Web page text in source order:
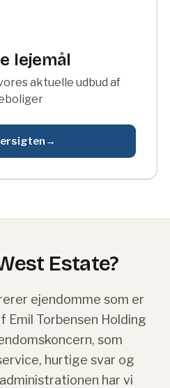
lejemål
aktuelle udbud af
→
Estate?
ejendomme som er
Torbensen Holding
som
hurtige svar og
har vi